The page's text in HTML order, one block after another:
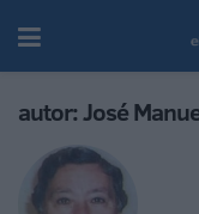
autor:José